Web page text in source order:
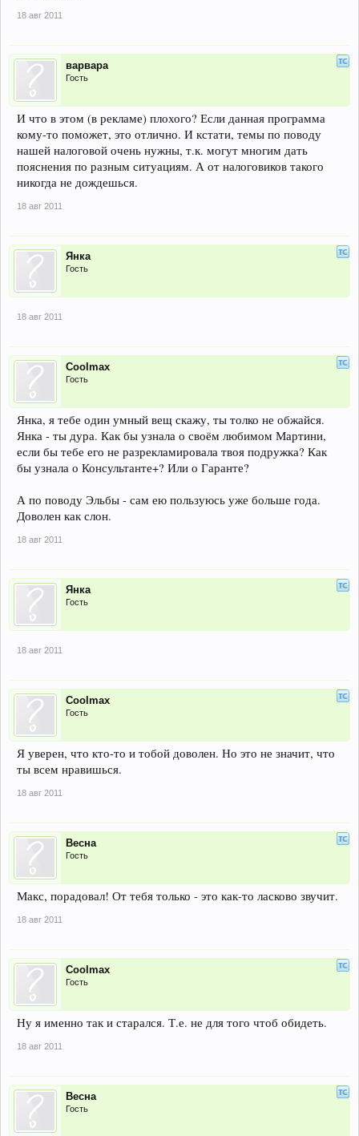
18 авг 2011
варвара
Гость
И что в этом (в рекламе) плохого? Если данная программа
кому-то поможет, это отлично. И кстати, темы по поводу
нашей налоговой очень нужны, т.к. могут многим дать
пояснения по разным ситуациям. А от налоговиков такого
никогда не дождешься.
18 авг 2011
Янка
Гость
18 авг 2011
Coolmax
Гость
Янка, я тебе один умный вещ скажу, ты толко не обжайся.
Янка - ты дура. Как бы узнала о своём любимом Мартини,
если бы тебе его не разрекламировала твоя подружка? Как
бы узнала о Консультанте+? Или о Гаранте?
А по поводу Эльбы - сам ею пользуюсь уже больше года.
Доволен как слон.
18 авг 2011
Янка
Гость
18 авг 2011
Coolmax
Гость
Я уверен, что кто-то и тобой доволен. Но это не значит, что
ты всем нравишься.
18 авг 2011
Весна
Гость
Макс, порадовал! От тебя только - это как-то ласково звучит.
18 авг 2011
Coolmax
Гость
Ну я именно так и старался. Т.е. не для того чтоб обидеть.
18 авг 2011
Весна
Гость